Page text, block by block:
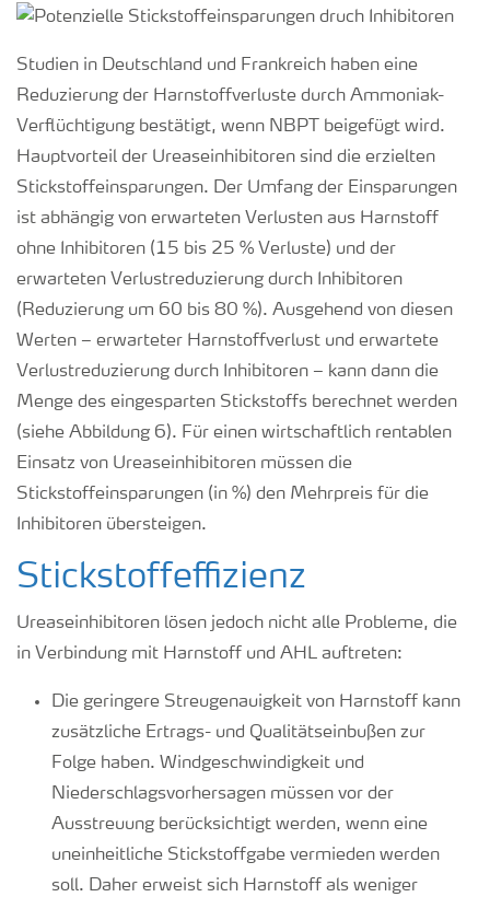
Studien in Deutschland und Frankreich haben eine
Reduzierung der Harnstoffverluste durch Ammoniak-
Verflüchtigung bestätigt, wenn NBPT beigefügt wird.
Hauptvorteil der Ureaseinhibitoren sind die erzielten
Stickstoffeinsparungen. Der Umfang der Einsparungen
ist abhängig von erwarteten Verlusten aus Harnstoff
ohne Inhibitoren (15 bis 25 % Verluste) und der
erwarteten Verlustreduzierung durch Inhibitoren
(Reduzierung um 60 bis 80 %). Ausgehend von diesen
Werten – erwarteter Harnstoffverlust und erwartete
Verlustreduzierung durch Inhibitoren – kann dann die
Menge des eingesparten Stickstoffs berechnet werden
(siehe Abbildung 6). Für einen wirtschaftlich rentablen
Einsatz von Ureaseinhibitoren müssen die
Stickstoffeinsparungen (in %) den Mehrpreis für die
Inhibitoren übersteigen.
Stickstoffeffizienz
Ureaseinhibitoren lösen jedoch nicht alle Probleme, die
in Verbindung mit Harnstoff und AHL auftreten:
Die geringere Streugenauigkeit von Harnstoff kann
zusätzliche Ertrags- und Qualitätseinbußen zur
Folge haben. Windgeschwindigkeit und
Niederschlagsvorhersagen müssen vor der
Ausstreuung berücksichtigt werden, wenn eine
uneinheitliche Stickstoffgabe vermieden werden
soll. Daher erweist sich Harnstoff als weniger